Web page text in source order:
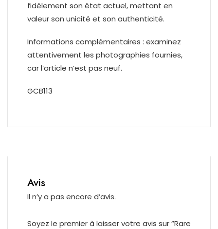
fidèlement son état actuel, mettant en
valeur son unicité et son authenticité.
Informations complémentaires : examinez
attentivement les photographies fournies,
car l’article n’est pas neuf.
GCB113
Avis
Il n’y a pas encore d’avis.
Soyez le premier à laisser votre avis sur “Rare